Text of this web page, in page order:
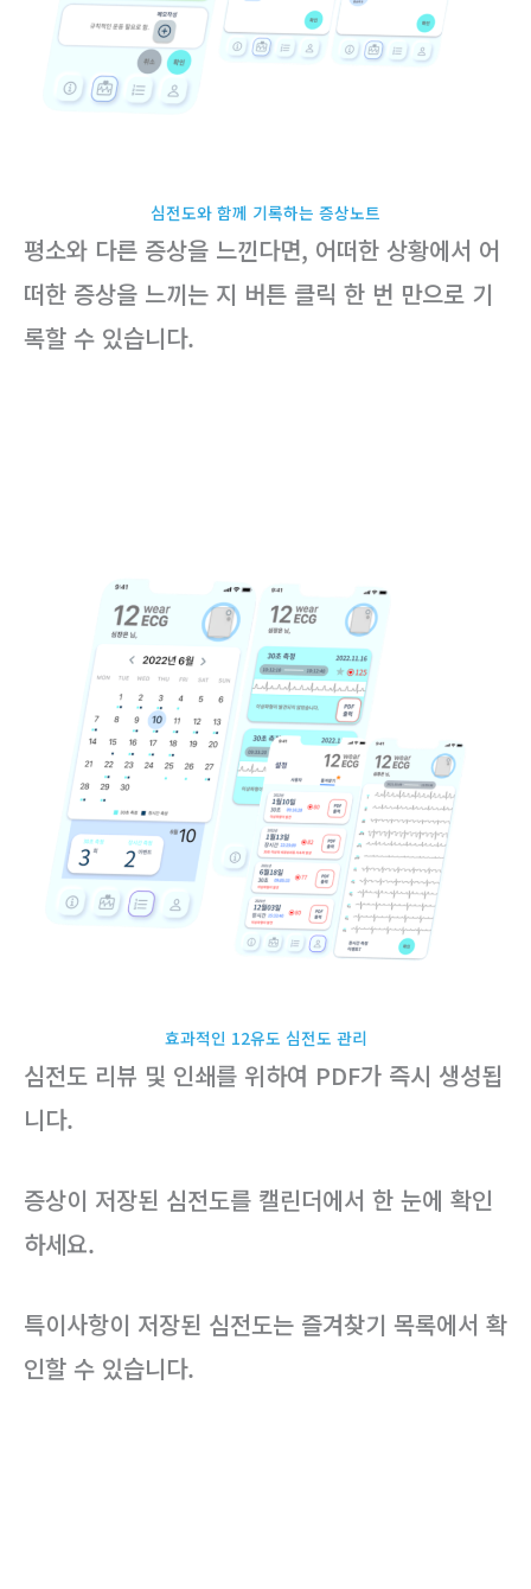
심전도와 함께 기록하는 증상노트
평소와 다른 증상을 느낀다면, 어떠한 상황에서 어
떠한 증상을 느끼는 지 버튼 클릭 한 번 만으로 기
록할 수 있습니다.
효과적인 12유도 심전도 관리
심전도 리뷰 및 인쇄를 위하여 PDF가 즉시 생성됩
니다.
증상이 저장된 심전도를 캘린더에서 한 눈에 확인
하세요.
특이사항이 저장된 심전도는 즐겨찾기 목록에서 확
인할 수 있습니다.